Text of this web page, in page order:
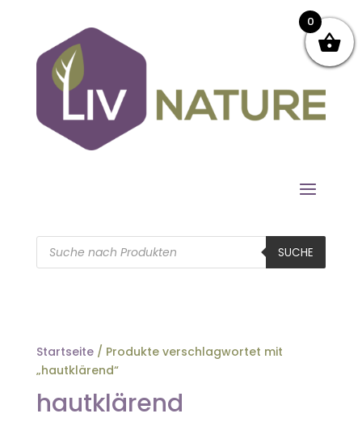
Products
search SUCHE
Startseite/ Produkte verschlagwortet mit
„hautklärend“
hautklärend
0